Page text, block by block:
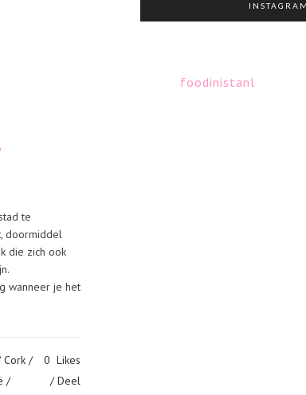
te
doormiddel
die zich ook
wanneer je het
Cork /
/
0 Likes
Deel
INSTAGRAM
foodinistanl